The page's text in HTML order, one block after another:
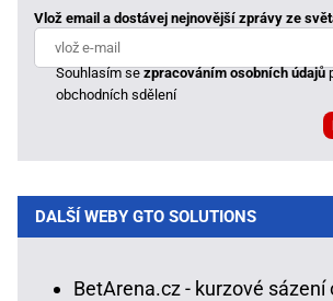
Vlož email a dostávej nejnovější zprávy ze
Souhlasím sezpracováním osobních údajů
obchodních sdělení
DALŠÍ WEBY GTO SOLUTIONS
BetArena.cz - kurzové sázení